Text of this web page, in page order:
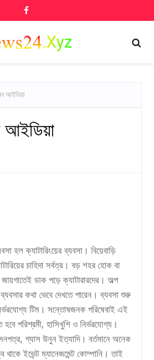
আইডিয়া
আইডিয়া
হল ক্যাটারিংয়ের ব্যবসা। বিয়েবাড়ি
চাহিদা সর্বত্র। বড় শহর হোক বা
ডাক পড়ে ক্যাটারারদের। অল্প
কথা ভেবে দেখতে পারেন। ব্যবসা শুরু
টিম। সন্তোষজনক পরিষেবাই এই
পরিশ্রমী, হাসিখুশি ও নির্ভরযোগ্য।
গ্যাস উনুন ইত্যাদি। বর্তমানে অনেক
থাকে ইভেন্ট ম্যানেজমেন্ট কোম্পানি। তাই